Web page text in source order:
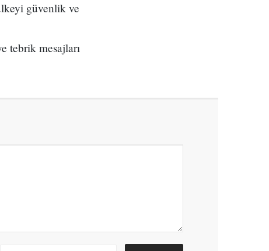
güvenlik ve
tebrik mesajları